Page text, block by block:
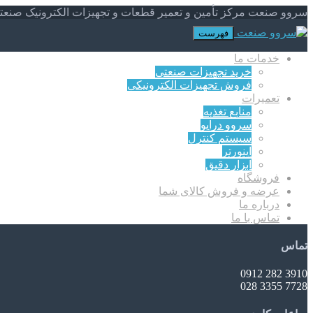
سروو صنعت مرکز تأمین و تعمیر قطعات و تجهیزات الکترونیک
فهرست
خدمات ما
خرید تجهیزات صنعتی
فروش تجهیزات الکترونیکی
تعمیرات
منابع تغذیه
سروو درایو
سیستم کنترل
اینورتر
ابزار دقیق
فروشگاه
عرضه و فروش کالای شما
درباره ما
تماس با ما
تماس
3910 282 0912
7728 3355 028